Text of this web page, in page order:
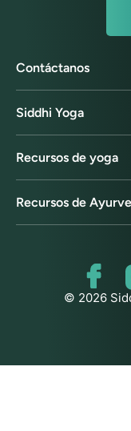
Contáctanos
Siddhi Yoga
Recursos de yoga
Recursos de
© 2026